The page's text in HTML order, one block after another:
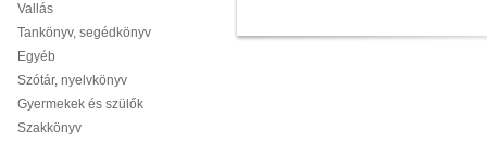
Vallás
Tankönyv, segédkönyv
Egyéb
Szótár, nyelvkönyv
Gyermekek és szülők
Szakkönyv